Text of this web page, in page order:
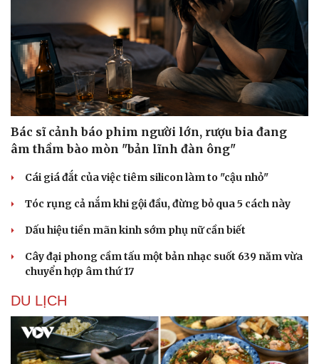
Sân khấu - Điện ảnh
Văn học
Âm nhạc
Nghệ sĩ
Thời trang
Sao Việt
Bác sĩ cảnh báo phim người lớn, rượu bia đang
âm thầm bào mòn "bản lĩnh đàn ông"
Cái giá đắt của việc tiêm silicon làm to "cậu nhỏ"
Tóc rụng cả nắm khi gội đầu, đừng bỏ qua 5 cách này
Dấu hiệu tiền mãn kinh sớm phụ nữ cần biết
Cây đại phong cầm tấu một bản nhạc suốt 639 năm vừa
chuyển hợp âm thứ 17
DU LỊCH